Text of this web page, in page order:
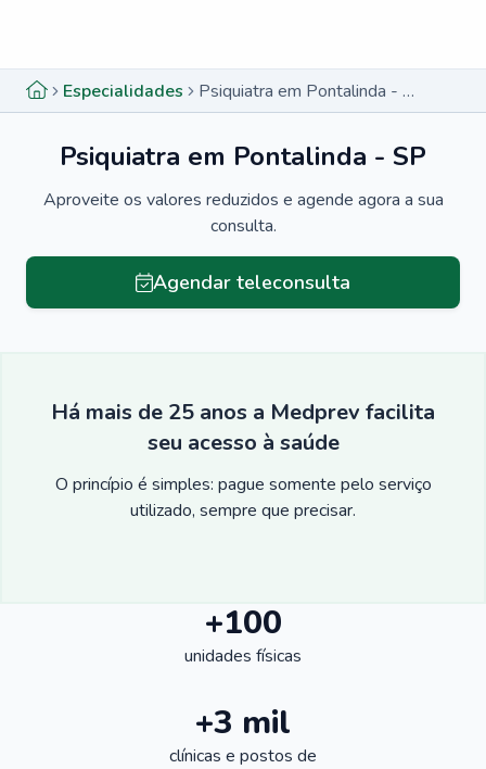
Especialidades Psiquiatra em Pontalinda - SP
Psiquiatra em Pontalinda - SP
Aproveite os valores reduzidos e agende agora a sua
consulta.
Agendar teleconsulta
Há mais de 25 anos a Medprev facilita
seu acesso à saúde
O princípio é simples: pague somente pelo serviço
utilizado, sempre que precisar.
+100
unidades físicas
+3 mil
clínicas e postos de